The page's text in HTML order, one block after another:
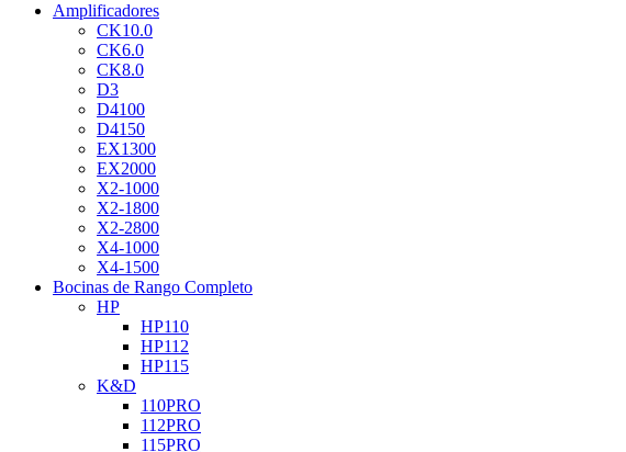
Amplificadores
CK10.0
CK6.0
CK8.0
D3
D4100
D4150
EX1300
EX2000
X2-1000
X2-1800
X2-2800
X4-1000
X4-1500
Bocinas de Rango Completo
HP
HP110
HP112
HP115
K&D
110PRO
112PRO
115PRO